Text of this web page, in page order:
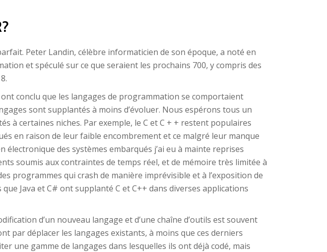
Peter Landin, célèbre informaticien de son époque, a noté en
et spéculé sur ce que seraient les prochains 700, y compris des
conclu que les langages de programmation se comportaient
sont supplantés à moins d’évoluer. Nous espérons tous un
à certaines niches. Par exemple, le C et C + + restent populaires
en raison de leur faible encombrement et ce malgré leur manque
des systèmes embarqués j’ai eu à mainte reprises
soumis aux contraintes de temps réel, et de mémoire très limitée à
programmes qui crash de manière imprévisible et à l’exposition de
Java et C# ont supplanté C et C++ dans diverses applications
d’un nouveau langage et d’une chaîne d’outils est souvent
déplacer les langages existants, à moins que ces derniers
une gamme de langages dans lesquelles ils ont déjà codé, mais